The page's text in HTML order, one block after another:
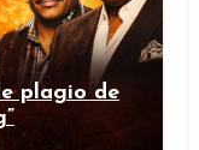
plagio de